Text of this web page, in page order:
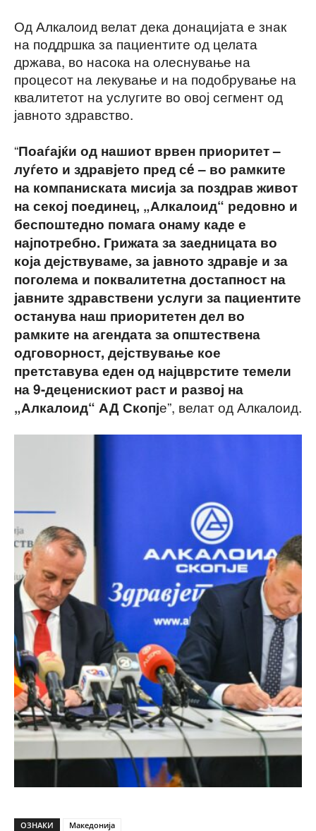
Од Алкалоид велат дека донацијата е знак
на поддршка за пациентите од целата
држава, во насока на олеснување на
процесот на лекување и на подобрување на
квалитетот на услугите во овој сегмент од
јавното здравство.
“Поаѓајќи од нашиот врвен приоритет –
луѓето и здравјето пред сé – во рамките
на компаниската мисија за поздрав живот
на секој поединец, „Алкалоид“ редовно и
беспоштедно помага онаму каде е
најпотребно. Грижата за заедницата во
која дејствуваме, за јавното здравје и за
поголема и поквалитетна достапност на
јавните здравствени услуги за пациентите
останува наш приоритетен дел во
рамките на агендата за општествена
одговорност, дејствување кое
претставува еден од најцврстите темели
на 9-деценискиот раст и развој на
„Алкалоид“ АД Скопје”, велат од Алкалоид.
ОЗНАКИ
Македонија